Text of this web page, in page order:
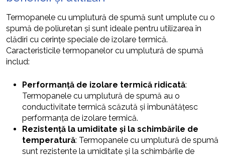
Termopanele cu umplutură de spumă sunt umplute cu o
spumă de poliuretan și sunt ideale pentru utilizarea în
clădiri cu cerințe speciale de izolare termică.
Caracteristicile termopanelor cu umplutură de spumă
includ:
Performanță de izolare termică ridicată:
Termopanele cu umplutură de spumă au o
conductivitate termică scăzută și îmbunătățesc
performanța de izolare termică.
Rezistență la umiditate și la schimbările de
temperatură: Termopanele cu umplutură de spumă
sunt rezistente la umiditate și la schimbările de